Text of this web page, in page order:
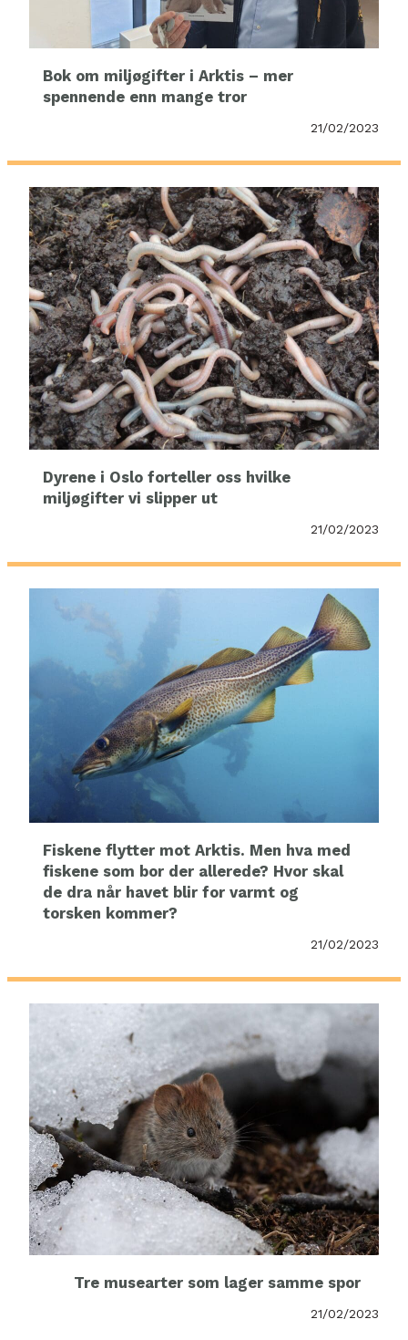
Bok om miljøgifter i Arktis – mer
spennende enn mange tror
21/02/2023
Dyrene i Oslo forteller oss hvilke
miljøgifter vi slipper ut
21/02/2023
Fiskene flytter mot Arktis. Men hva med
fiskene som bor der allerede? Hvor skal
de dra når havet blir for varmt og
torsken kommer?
21/02/2023
Tre musearter som lager samme spor
21/02/2023